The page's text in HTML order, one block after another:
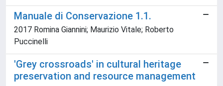
Manuale di Conservazione 1.1.
2017 Romina Giannini; Maurizio Vitale; Roberto
Puccinelli
'Grey crossroads' in cultural heritage
preservation and resource management